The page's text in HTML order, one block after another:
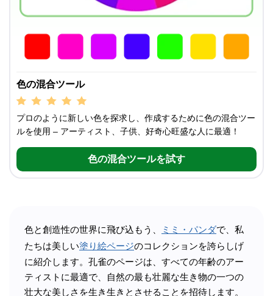
色の混合ツール
プロのように新しい色を探求し、作成するために色の混合ツー
ルを使用 – アーティスト、子供、好奇心旺盛な人に最適！
色の混合ツールを試す
色と創造性の世界に飛び込もう、 ミミ・パンダで、私
たちは美しい塗り絵ページのコレクションを誇らしげ
に紹介します。孔雀のページは、すべての年齢のアー
ティストに最適で、自然の最も壮麗な生き物の一つの
壮大な美しさを生き生きとさせることを招待します。